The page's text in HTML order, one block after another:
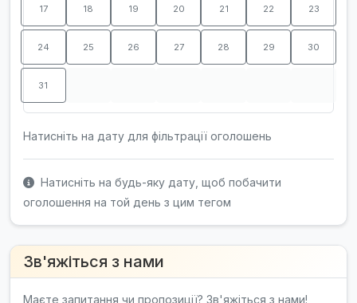
17 18 19 20 21 22 23
24 25 26 27 28 29 30
31
Натисніть на дату для фільтрації оголошень
Натисніть на будь-яку дату, щоб побачити
оголошення на той день з цим тегом
Зв'яжіться з нами
Маєте запитання чи пропозиції? Зв'яжіться з нами!